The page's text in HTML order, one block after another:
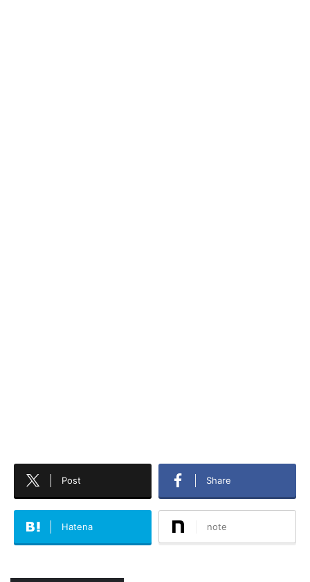
Post Share
Hatena note